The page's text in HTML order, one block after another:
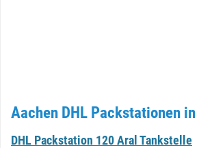
Aachen DHL Packstationen
DHL Packstation 120 Aral Tankstelle